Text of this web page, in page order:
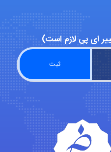
vali
fahimeh sheibani
HaddadiMahsa
ای پی لازم است)